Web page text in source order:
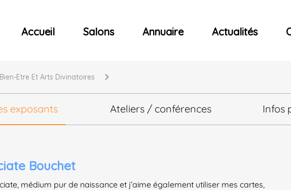
et Concerts
Accueil Salons Annuaire Actualités
Etre Et Arts Divinatoires
exposants Ateliers / conférences Infos
Bouchet
médium pur de naissance et j’aime également utiliser mes cartes,